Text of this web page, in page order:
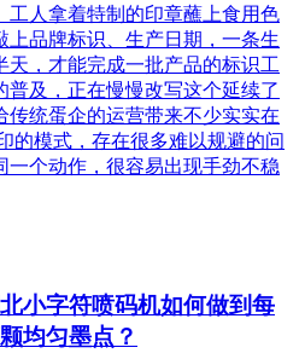
工人拿着特制的印章蘸上食用色
上品牌标识、生产日期，一条生
天，才能完成一批产品的标识工
普及，正在慢慢改写这个延续了
传统蛋企的运营带来不少实实在
的模式，存在很多难以规避的问
一个动作，很容易出现手劲不稳
小字符喷码机如何做到每
均匀墨点？